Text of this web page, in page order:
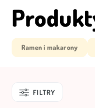
Ramen i makarony
FILTRY